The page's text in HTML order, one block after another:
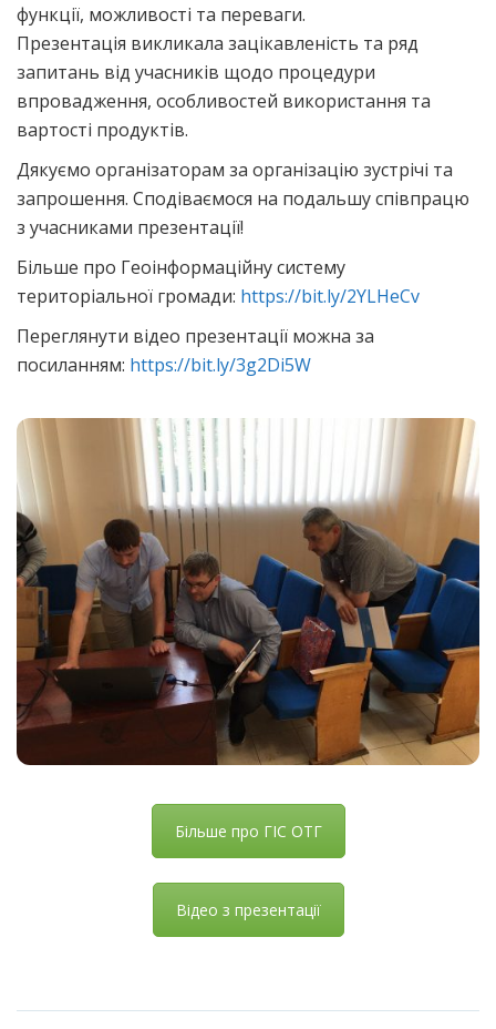
функції, можливості та переваги.
Презентація викликала зацікавленість та ряд
запитань від учасників щодо процедури
впровадження, особливостей використання та
вартості продуктів.
Дякуємо організаторам за організацію зустрічі та
запрошення. Сподіваємося на подальшу співпрацю
з учасниками презентації!
Більше про Геоінформаційну систему
територіальної громади: https://bit.ly/2YLHeCv
Переглянути відео презентації можна за
посиланням: https://bit.ly/3g2Di5W
Більше про ГІС ОТГ
Відео з презентації